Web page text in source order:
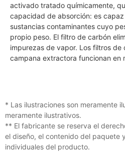
activado tratado químicamente,
capacidad de absorción: es
sustancias contaminantes cuyo
propio peso. El filtro de carbón
impurezas de vapor. Los filtros de
campana extractora funcionan en
* Las ilustraciones son meramente
meramente ilustrativos.
** El fabricante se reserva el
el diseño, el contenido del paquete
individuales del producto.